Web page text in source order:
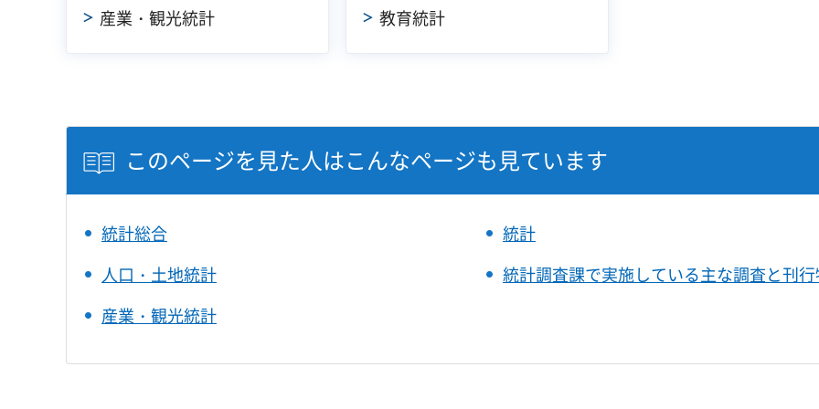
産業・観光統計 教育統計
このページを見た人はこんなページも見ています
統計総合
統計
人口・土地統計
統計調査課で実施している主な調査と刊
産業・観光統計